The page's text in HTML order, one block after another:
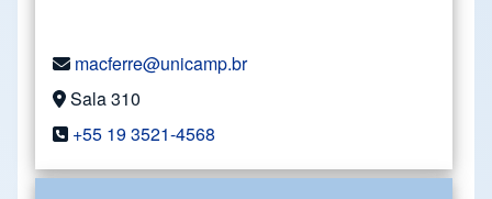
macferre@unicamp.br
Sala 310
+55 19 3521-4568